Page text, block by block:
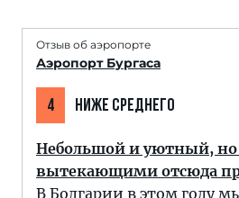
Отзыв об аэропорте
Аэропорт Бургаса
4 НИЖЕ СРЕДНЕГО
Небольшой и уютный, но
вытекающими отсюда
В Болгарии в этом году